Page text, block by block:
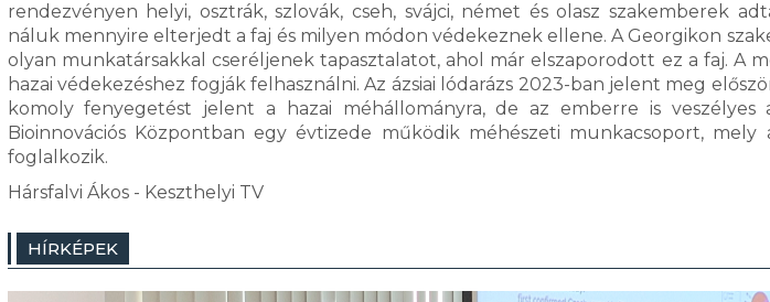
rendezvényen helyi, osztrák, szlovák, cseh, svájci, német és olasz szakemberek
náluk mennyire elterjedt a faj és milyen módon védekeznek ellene. A Georgikon
olyan munkatársakkal cseréljenek tapasztalatot, ahol már elszaporodott ez a faj. A
hazai védekezéshez fogják felhasználni. Az ázsiai lódarázs 2023-ban jelent meg
komoly fenyegetést jelent a hazai méhállományra, de az emberre is veszélyes
Bioinnovációs Központban egy évtizede működik méhészeti munkacsoport, mely
foglalkozik.
Hársfalvi Ákos - Keszthelyi TV
HÍRKÉPEK